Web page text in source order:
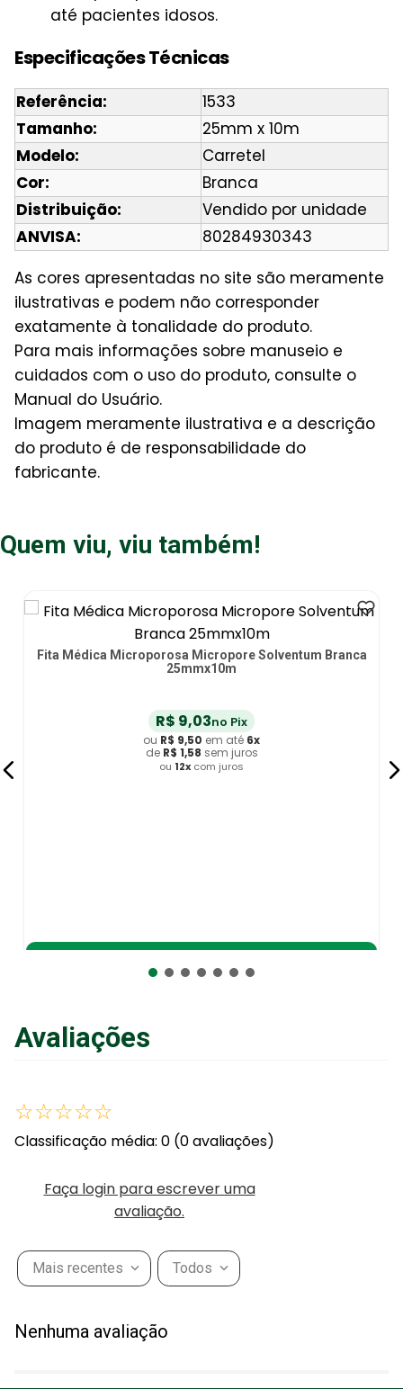
até pacientes idosos.
Especificações Técnicas
Referência:
1533
Tamanho:
25mm x 10m
Modelo:
Carretel
Cor:
Branca
Distribuição:
Vendido por unidade
ANVISA:
80284930343
As cores apresentadas no site são meramente
ilustrativas e podem não corresponder
exatamente à tonalidade do produto.
Para mais informações sobre manuseio e
cuidados com o uso do produto, consulte o
Manual do Usuário.
Imagem meramente ilustrativa e a descrição
do produto é de responsabilidade do
fabricante.
Quem viu, viu também!
Fita Médica Microporosa Micropore Solventum Branca
25mmx10m
R$ 9,03no Pix
ou R$ 9,50 em até 6x
de R$ 1,58 sem juros
ou 12x com juros
Avaliações
☆☆☆☆☆
Classificação média: 0 (0 avaliações)
Faça login para escrever uma
avaliação.
Mais recentes Todos
Nenhuma avaliação